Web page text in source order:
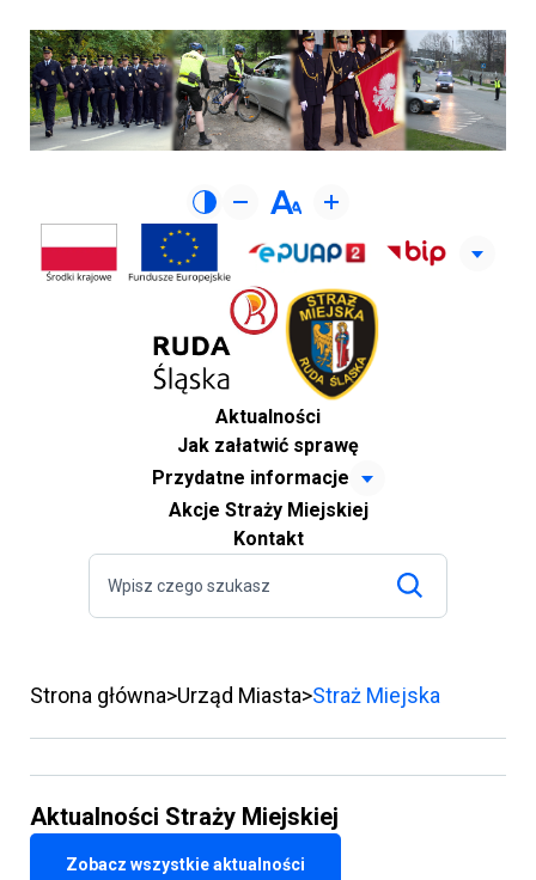
Aktualności
Jak załatwić sprawę
Przydatne informacje
Akcje Straży Miejskiej
Kontakt
Strona główna Urząd Miasta Straż Miejska
Aktualności Straży Miejskiej
Zobacz wszystkie aktualności